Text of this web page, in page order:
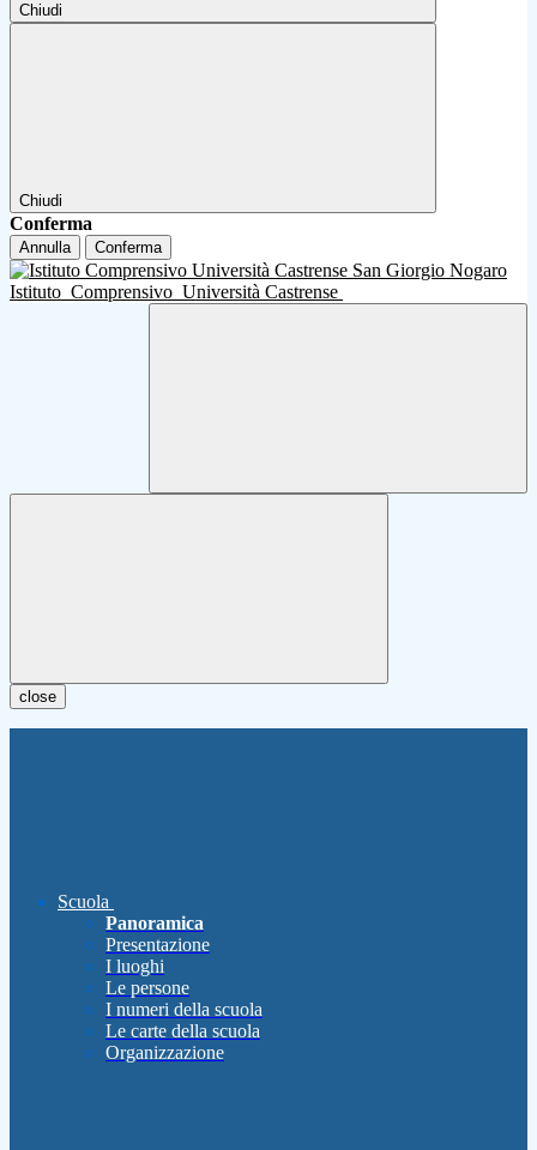
Chiudi
Chiudi
Conferma
Annulla Conferma
Istituto Comprensivo Università Castrense
close
Scuola
Panoramica
Presentazione
I luoghi
Le persone
I numeri della scuola
Le carte della scuola
Organizzazione